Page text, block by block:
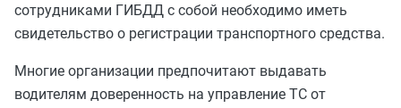
сотрудниками ГИБДД с собой необходимо иметь
свидетельство о регистрации транспортного средства.
Многие организации предпочитают выдавать
водителям доверенность на управление ТС от